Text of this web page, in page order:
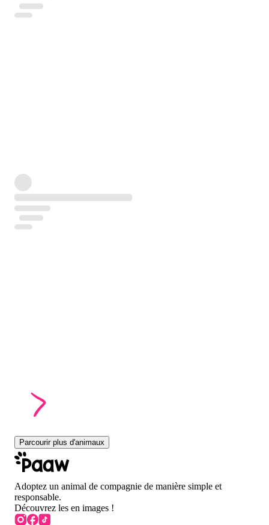
Parcourir plus d'animaux
Adoptez un animal de compagnie de manière simple et
responsable.
Découvrez les en images !